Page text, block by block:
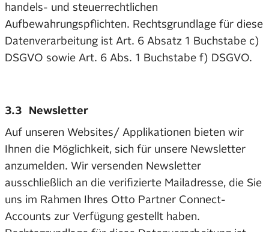
handels- und steuerrechtlichen
Aufbewahrungspflichten. Rechtsgrundlage für diese
Datenverarbeitung ist Art. 6 Absatz 1 Buchstabe c)
DSGVO sowie Art. 6 Abs. 1 Buchstabe f) DSGVO.
3.3 Newsletter
Auf unseren Websites/ Applikationen bieten wir
Ihnen die Möglichkeit, sich für unsere Newsletter
anzumelden. Wir versenden Newsletter
ausschließlich an die verifizierte Mailadresse, die Sie
uns im Rahmen Ihres Otto Partner Connect-
Accounts zur Verfügung gestellt haben.